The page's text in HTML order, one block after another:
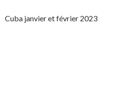
Cuba janvier et février 2023